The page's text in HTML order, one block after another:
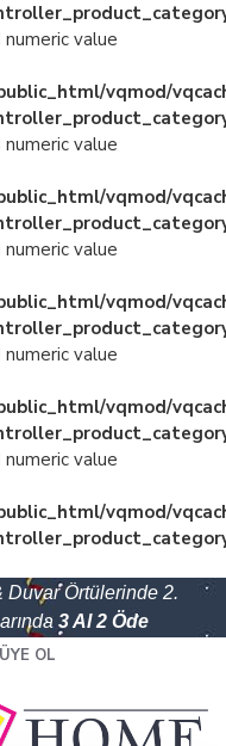
value
vqmod/
value
vqmod/
value
vqmod/
value
vqmod/
value
vqmod/
Duvar Örtülerinde 2.
3 Al 2 Öde
ÜYE OL